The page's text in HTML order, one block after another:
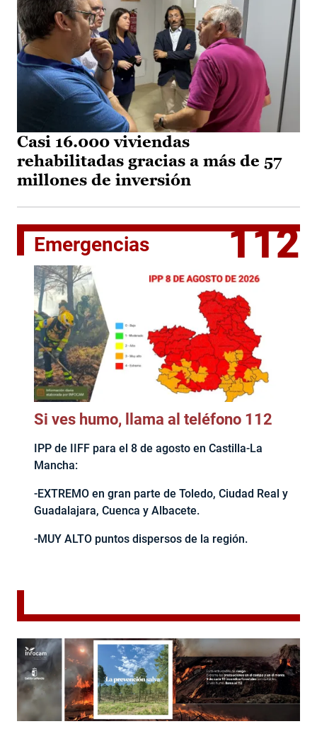
Casi 16.000 viviendas
rehabilitadas gracias a más de 57
millones de inversión
Emergencias 112
Si ves humo, llama al teléfono 112
IPP de IIFF para el 8 de agosto en Castilla-La
Mancha:
-EXTREMO en gran parte de Toledo, Ciudad Real y
Guadalajara, Cuenca y Albacete.
-MUY ALTO puntos dispersos de la región.